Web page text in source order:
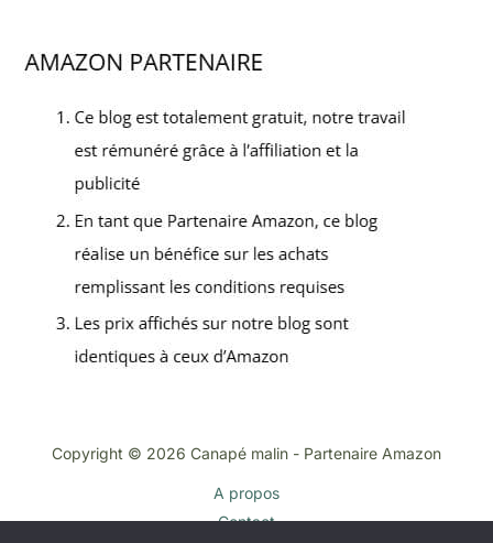
Copyright © 2026 Canapé malin - Partenaire Amazon
A propos
Contact